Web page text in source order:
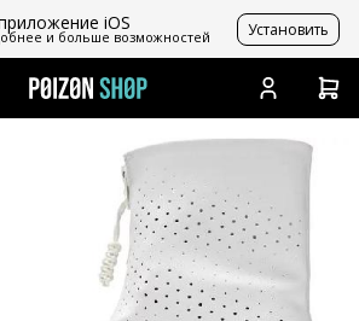
iOS
и больше возможностей Установить